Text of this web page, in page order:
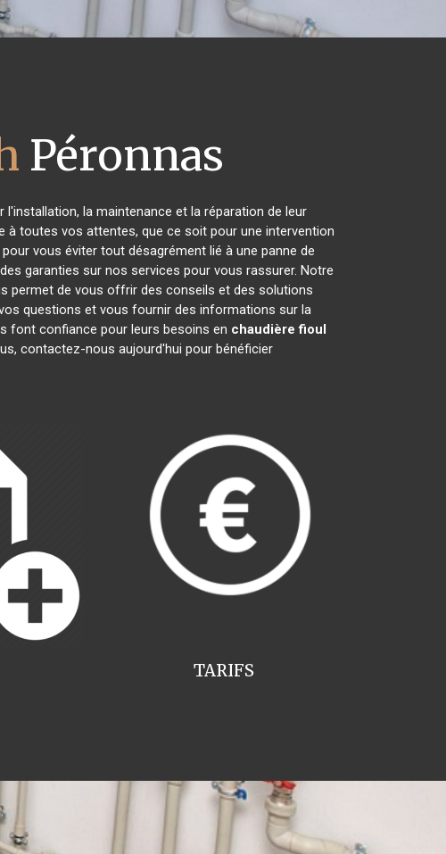
Péronnas
la maintenance et la réparation de leur
toutes vos attentes, que ce soit pour une intervention
vous éviter tout désagrément lié à une panne de
garanties sur nos services pour vous rassurer. Notre
permet de vous offrir des conseils et des solutions
questions et vous fournir des informations sur la
font confiance pour leurs besoins en chaudière fioul
contactez-nous aujourd'hui pour bénéficier
TARIFS